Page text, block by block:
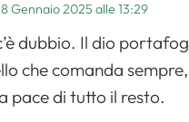
8 Gennaio 2025 alle 13:29
dubbio. Il dio
che comanda
pace di tutto il resto.